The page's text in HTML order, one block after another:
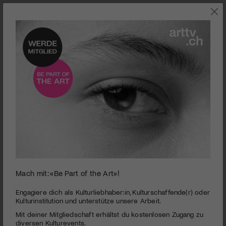
SZENE
seconds
minutes,
50
Le grand bal
La joie de vivre! Ein Dokumentarfilm über ein grosses
Mach mit: «Be Part of the Art»!
Engagiere dich als Kulturliebhaber:in, Kulturschaffende(r) oder
Kulturinstitution und unterstütze unsere Arbeit.
Mit deiner Mitgliedschaft erhältst du kostenlosen Zugang zu
diversen Kulturevents.